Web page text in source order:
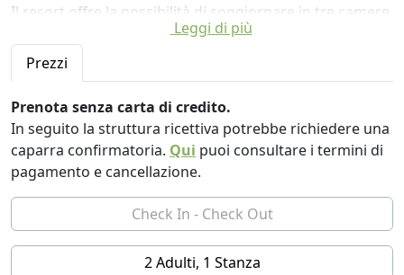
Il resort offre la possibilità di soggiornare in tre camere
e tre suite indipendenti, con una bellissima piscina
esterna circondanda dal giardino della CountryHouse,
ed una sala comune per la colazione proposta il
mattino con prodotti locali a km 0. Particolare
attenzione è stata riservata agli arredi della casa, si
presenta infatti un ambiente interno molto curato nel
design e nei materiali utilizzati.
Le camere hanno bagno privato, arredi con materiali
naturali e magnifica vista sul paesaggio esterno. Ogni
suite ha uno spazio privato esterno, in parte
pavimentato in doghe di legno, in parte coltivato ad
Leggi di più
Prezzi
Prenota senza carta di credito.
In seguito la struttura ricettiva potrebbe richiedere una
caparra confirmatoria. Qui puoi consultare i termini di
pagamento e cancellazione.
2 Adulti, 1 Stanza